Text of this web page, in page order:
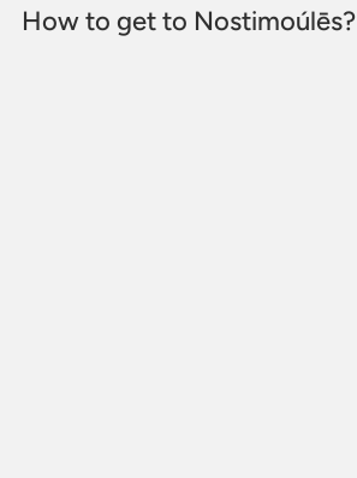
How to get to Nostimoúlēs?